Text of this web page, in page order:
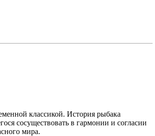
классикой. История рыбака
сосуществовать в гармонии и согласии
мира.